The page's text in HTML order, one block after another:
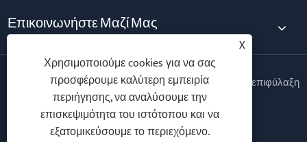
Επικοινωνήστε Μαζί Μας
Copyright © 2025 Ningbo Vanton EV Charger Co., Ltd. Με επιφύλαξη
παντός δικαιώματος.
Follow Us
X
Χρησιμοποιούμε cookies για να σας
προσφέρουμε καλύτερη εμπειρία
περιήγησης, να αναλύσουμε την
επισκεψιμότητα του ιστότοπου και να
εξατομικεύσουμε το περιεχόμενο.